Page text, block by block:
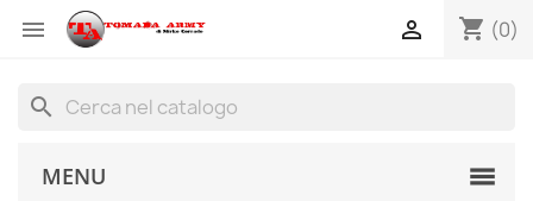
 shopping_cart (0)

search
MENU